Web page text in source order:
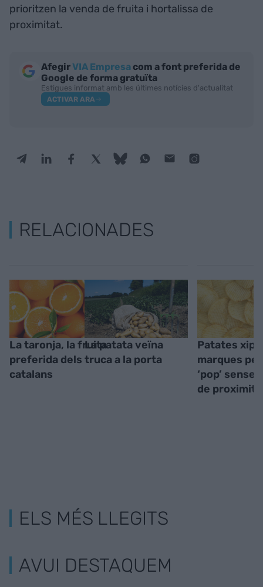
prioritzen la venda de fruita i hortalissa de
proximitat.
AfegirVIA Empresa com a font preferida de
Google de forma gratuïta
Estigues informat amb les últimes notícies d'actualitat
ACTIVAR ARA
RELACIONADES
La taronja, la fruita
preferida dels
catalans
La patata veïna
truca a la porta
Patates
marques
‘pop’ sense
de
ELS MÉS LLEGITS
AVUI DESTAQUEM